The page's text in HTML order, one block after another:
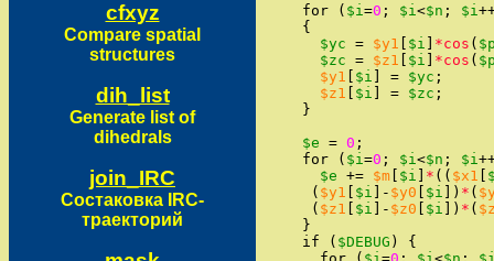
cfxyz
Compare spatial
structures
dih_list
Generate list of
dihedrals
join_IRC
Состаковка IRC-
траекторий
for
( $i=0 ; $i<$n ; $i
{
$yc = $y1 $i *cos (
$zc = $z1 $i *cos (
$y1
$i = $yc ;
$z1
$i = $zc ;
}
$e = 0 ;
for
( $i=0 ; $i<$n ; $i
$e += $m $i * ( ( $x1
( $y1 $i - $y0 $i ) * (
( $z1 $i - $z0 $i ) * (
}
if
( $DEBUG )
{